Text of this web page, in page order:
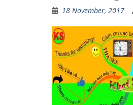
18 November, 2017